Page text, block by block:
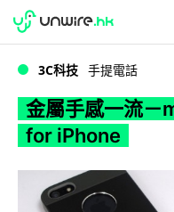
WWDC 2026
3C科技 手提電話
金屬手感一流
for iPhone